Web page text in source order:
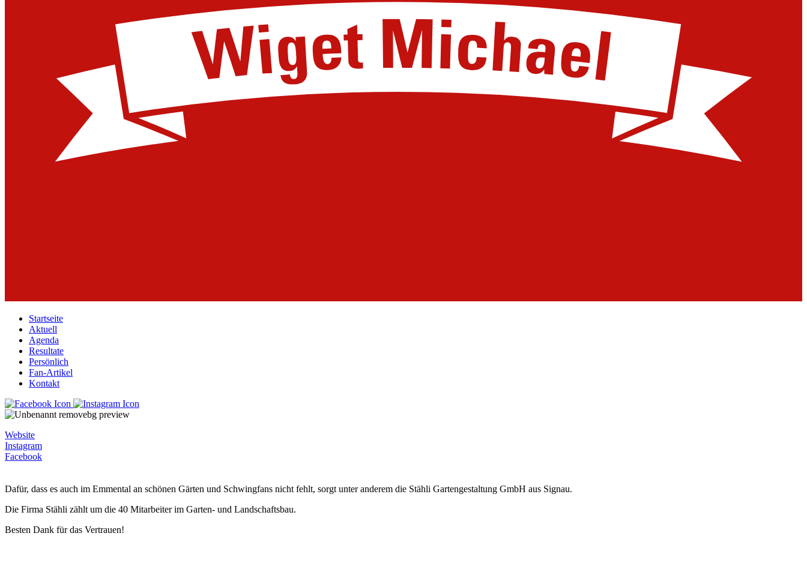
Startseite
Aktuell
Agenda
Resultate
Persönlich
Fan-Artikel
Kontakt
Website
Instagram
Facebook
Dafür, dass es auch im Emmental an schönen Gärten und Schwingfans nicht fehlt, sorgt unter anderem die Stähli Gartengestaltung GmbH aus Signau.
Die Firma Stähli zählt um die 40 Mitarbeiter im Garten- und Landschaftsbau.
Besten Dank für das Vertrauen!